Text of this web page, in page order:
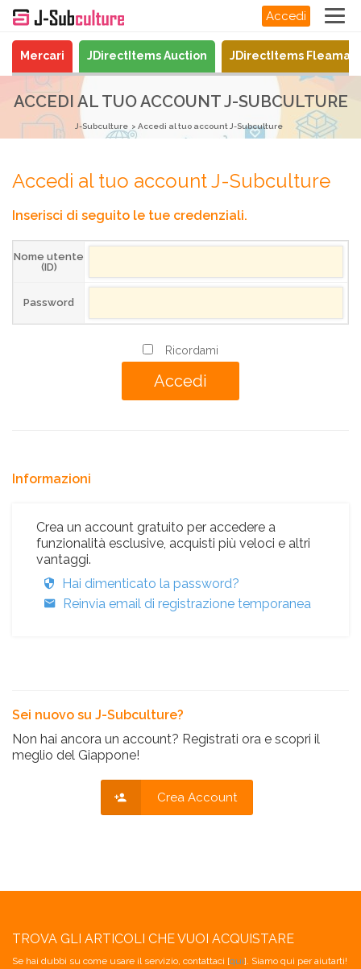
Accedi
Mercari JDirectItems Auction JDirectItems
ACCEDI AL TUO ACCOUNT J-SUBCULTURE
J-Subculture Accedi al tuo account J-Subculture
Accedi al tuo account J-Subculture
Inserisci di seguito le tue credenziali.
Nome utente
(ID)
Password
Ricordami
Informazioni
Crea un account gratuito per accedere a
funzionalità esclusive, acquisti più veloci e altri
vantaggi.
Hai dimenticato la password?
Reinvia email di registrazione temporanea
Sei nuovo su J-Subculture?
Non hai ancora un account? Registrati ora e scopri il
meglio del Giappone!
Crea Account
TROVA GLI ARTICOLI CHE VUOI ACQUISTARE
Se hai dubbi su come usare il servizio, contattaci [qui]. Siamo qui per aiutarti!